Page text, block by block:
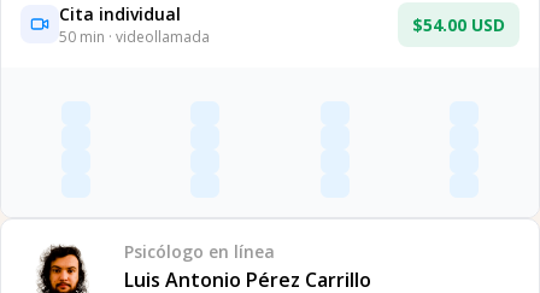
Cita individual
50 min · videollamada
$54.00 USD
Psicólogo en línea
Luis Antonio Pérez Carrillo